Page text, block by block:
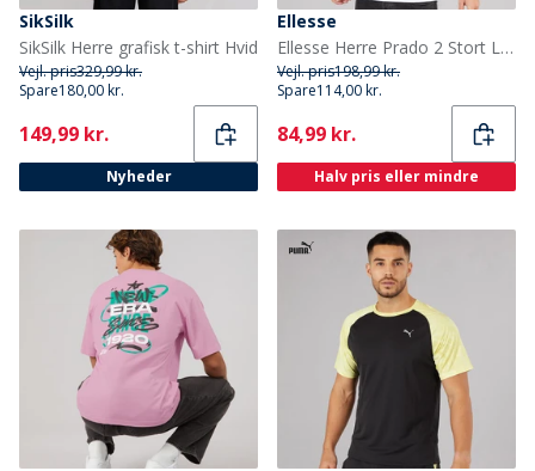
SikSilk
SikSilk Herre grafisk t-shirt Hvid
Vejl. pris329,99 kr.
Spare180,00 kr.
Current
149,99 kr.
Nyheder
Ellesse
Ellesse Herre Prado 2 Stort Logo T Shirt Hvid
Vejl. pris198,99 kr.
Spare114,00 kr.
Current
84,99 kr.
Halv pris eller mindre